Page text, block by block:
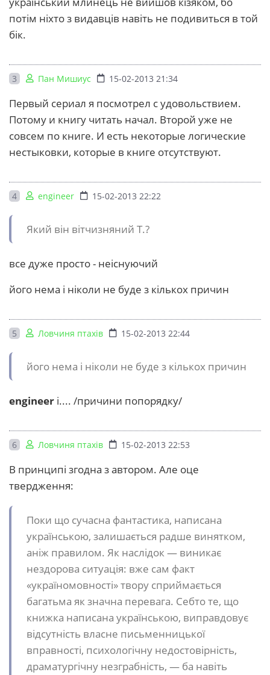
потім ніхто з видавців навіть не подивиться в той
бік.
3 Пан Мишиус 15-02-2013 21:34
Первый сериал я посмотрел с удовольствием.
Потому и книгу читать начал. Второй уже не
совсем по книге. И есть некоторые логические
нестыковки, которые в книге отсутствуют.
4 engineer 15-02-2013 22:22
Який він вітчизняний Т.?
все дуже просто - неіснуючий
його нема і ніколи не буде з кількох причин
5 Ловчиня птахів 15-02-2013 22:44
його нема і ніколи не буде з кількох причин
engineer і.... /причини попорядку/
6 Ловчиня птахів 15-02-2013 22:53
В принципі згодна з автором. Але оце
твердження:
Поки що сучасна фантастика, написана
українською, залишається радше винятком,
аніж правилом. Як наслідок — виникає
нездорова ситуація: вже сам факт
«україномовності» твору сприймається
багатьма як значна перевага. Себто те, що
книжка написана українською, виправдовує
відсутність власне письменницької
вправності, психологічну недостовірність,
драматургічну незграбність, — ба навіть